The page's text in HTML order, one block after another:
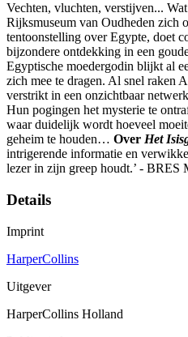
Vechten, vluchten, verstijven...
Rijksmuseum van Oudheden zich
tentoonstelling over Egypte, doet
bijzondere ontdekking in een
Egyptische moedergodin blijkt al
zich mee te dragen. Al snel raken
verstrikt in een onzichtbaar
Hun pogingen het mysterie te
waar duidelijk wordt hoeveel
geheim te houden… Over Het
intrigerende informatie en
lezer in zijn greep houdt.’ - BRES
Details
Imprint
HarperCollins
Uitgever
HarperCollins Holland